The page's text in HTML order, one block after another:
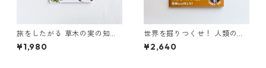
旅をしたがる 草木の実の知
恵 ゲッチョ先生の草木の実
コレクション
¥1,980
世界を掘りつくせ！ 人類の歴
史を変えた18の偉大な発掘の物
語
¥2,640